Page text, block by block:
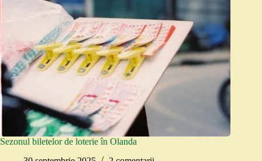
Sezonul biletelor de loterie în Olanda